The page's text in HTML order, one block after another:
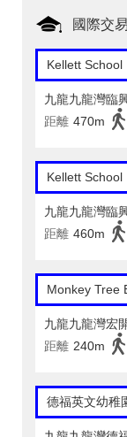
國際交
Kellett School
九龍九龍灣臨
距離 470m
Kellett School
九龍九龍灣臨
距離 460m
Monkey Tree
九龍九龍灣宏
距離 240m
德福英文幼稚